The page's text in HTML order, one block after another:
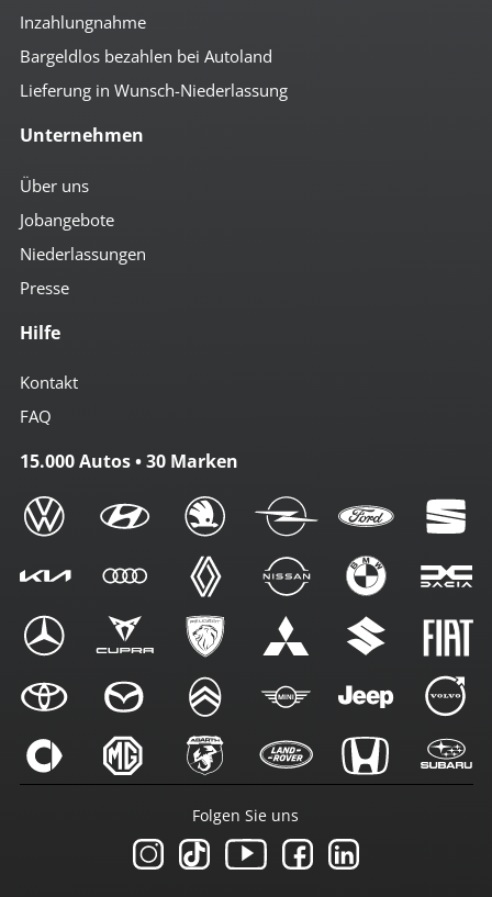
Inzahlungnahme
Bargeldlos bezahlen bei Autoland
Lieferung in Wunsch-Niederlassung
Unternehmen
Über uns
Jobangebote
Niederlassungen
Presse
Hilfe
Kontakt
FAQ
15.000 Autos • 30 Marken
Folgen Sie uns